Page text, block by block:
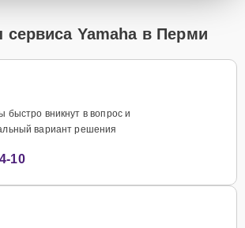
сервиса Yamaha в Перми
быстро вникнут в вопрос и
вариант решения
10